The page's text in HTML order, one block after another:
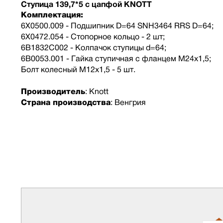
Ступица 139,7*5 с цапфой KNOTT
Комплектация:
6X0500.009 - Подшипник D=64 SNH3464 RRS D=64;
6X0472.054 - Стопорное кольцо - 2 шт;
6B1832C002 - Колпачок ступицы d=64;
6B0053.001 - Гайка ступичная с фланцем М24х1,5;
Болт колесный M12x1,5 - 5 шт.
Производитель: Knott
Страна производства: Венгрия